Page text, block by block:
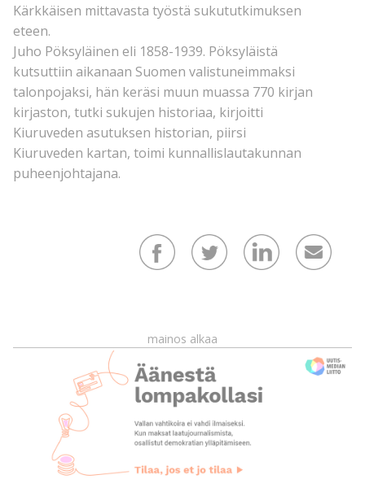
Kärkkäisen mittavasta työstä sukututkimuksen
eteen.
Juho Pöksyläinen eli 1858-1939. Pöksyläistä
kutsuttiin aikanaan Suomen valistuneimmaksi
talonpojaksi, hän keräsi muun muassa 770 kirjan
kirjaston, tutki sukujen historiaa, kirjoitti
Kiuruveden asutuksen historian, piirsi
Kiuruveden kartan, toimi kunnallislautakunnan
puheenjohtajana.
mainos alkaa